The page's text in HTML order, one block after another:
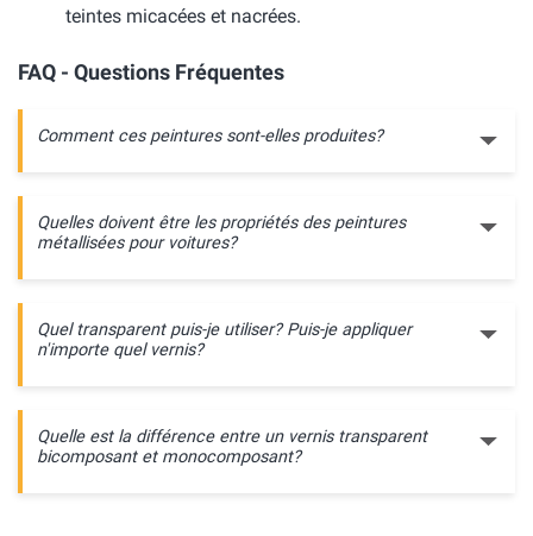
teintes micacées et nacrées.
FAQ - Questions Fréquentes
Comment ces peintures sont-elles produites?
Quelles doivent être les propriétés des peintures
métallisées pour voitures?
Quel transparent puis-je utiliser? Puis-je appliquer
n'importe quel vernis?
Quelle est la différence entre un vernis transparent
bicomposant et monocomposant?